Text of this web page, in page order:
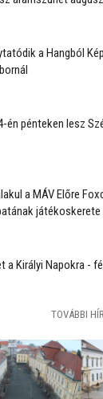
a Hangból
én pénteken lesz
a MÁV Előre
játékoskerete
a Királyi Napokra -
TOVÁBBI